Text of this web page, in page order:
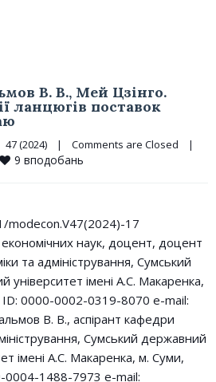
В. В., Мей Цзінго.
ланцюгів поставок
47 (2024) | Comments are Closed
|
9 вподобань
17
наук, доцент, доцент
та адміністрування, Сумський
університет імені А.С. Макаренка,
ID: 0000-0002-0319-8070 e-mail:
В. В., аспірант кафедри
Сумський державний
імені А.С. Макаренка, м. Суми,
0004-1488-7973 e-mail: